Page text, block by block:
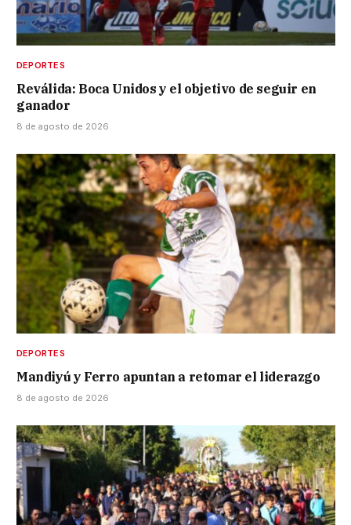
DEPORTES
Reválida: Boca Unidos y el objetivo de seguir en
ganador
8 de agosto de 2026
DEPORTES
Mandiyú y Ferro apuntan a retomar el liderazgo
8 de agosto de 2026